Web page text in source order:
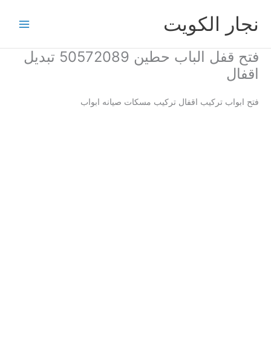
المحتوىنجار الكويت
فتح قفل الباب حطين 50572089 تبديل
اقفال
فتح ابواب تركيب اقفال تركيب مسكات صيانه ابواب